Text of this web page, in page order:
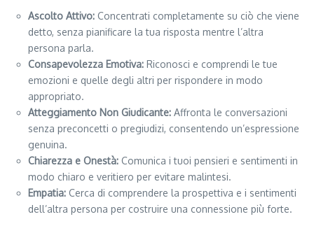
Ascolto Attivo: Concentrati completamente su ciò che viene
detto, senza pianificare la tua risposta mentre l’altra
persona parla.
Consapevolezza Emotiva: Riconosci e comprendi le tue
emozioni e quelle degli altri per rispondere in modo
appropriato.
Atteggiamento Non Giudicante: Affronta le conversazioni
senza preconcetti o pregiudizi, consentendo un’espressione
genuina.
Chiarezza e Onestà: Comunica i tuoi pensieri e sentimenti in
modo chiaro e veritiero per evitare malintesi.
Empatia: Cerca di comprendere la prospettiva e i sentimenti
dell’altra persona per costruire una connessione più forte.